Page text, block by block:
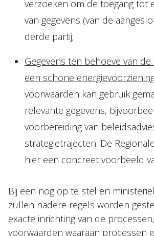
verzoeken om de toegang tot
van gegevens (van de
derde partij;
Gegevens ten behoeve van
een schone
voorwaarden kan gebruik
relevante gegevens,
voorbereiding van
strategietrajecten. De
hier een concreet voorbeeld
Bij een nog op te stellen
zullen nadere regels worden
exacte inrichting van de
voorwaarden waaraan processen